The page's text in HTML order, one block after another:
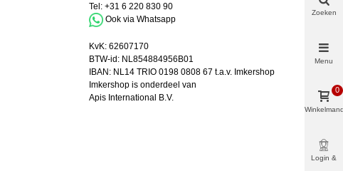
Tel: +31 6 220 830 90
Ook via Whatsapp
KvK: 62607170
BTW-id: NL854884956B01
IBAN: NL14 TRIO 0198 0808 67 t.a.v. Imkershop
Imkershop is onderdeel van
Apis International B.V.
Zoeken
Menu
0
Login &